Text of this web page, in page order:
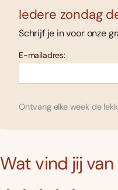
Iedere zondag
Schrijf je in voor onze
E-mailadres:
Ontvang elke week de
Wat vind jij